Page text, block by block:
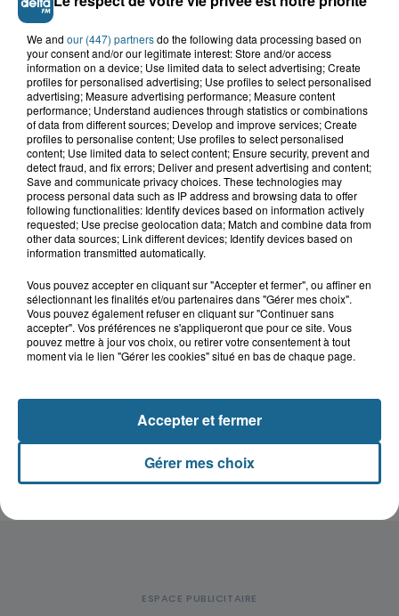
Saint-Omer : un enfant gravement brûlé
après l'explosion d'un jouet...
Hazebrouck : victime d'un accident,
Lucas s'en est allé brutalement...
Valérie, 46 ans, portée disparue
depuis mardi à Dunkerque, sa...
Disparition inquiétante à Cappelle-
la-Grande : Michael, 41 ans...
We and our (447) partnersdo the following data processing based on
your consent and/or our legitimate interest: Store and/or access
information on a device; Use limited data to select advertising; Create
profiles for personalised advertising; Use profiles to select personalised
advertising; Measure advertising performance; Measure content
performance; Understand audiences through statistics or combinations
of data from different sources; Develop and improve services; Create
profiles to personalise content; Use profiles to select personalised
content; Use limited data to select content; Ensure security, prevent and
detect fraud, and fix errors; Deliver and present advertising and content;
Save and communicate privacy choices. These technologies may
process personal data such as IP address and browsing data to offer
following functionalities: Identify devices based on information actively
requested; Use precise geolocation data; Match and combine data from
other data sources; Link different devices; Identify devices based on
information transmitted automatically.
Vous pouvez accepter en cliquant sur "Accepter et fermer", ou affiner en
sélectionnant les finalités et/ou partenaires dans "Gérer mes choix".
Vous pouvez également refuser en cliquant sur "Continuer sans
accepter". Vos préférences ne s'appliqueront que pour ce site. Vous
pouvez mettre à jour vos choix, ou retirer votre consentement à tout
moment via le lien "Gérer les cookies" situé en bas de chaque page.
Gérer mes choix
Accepter et fermer